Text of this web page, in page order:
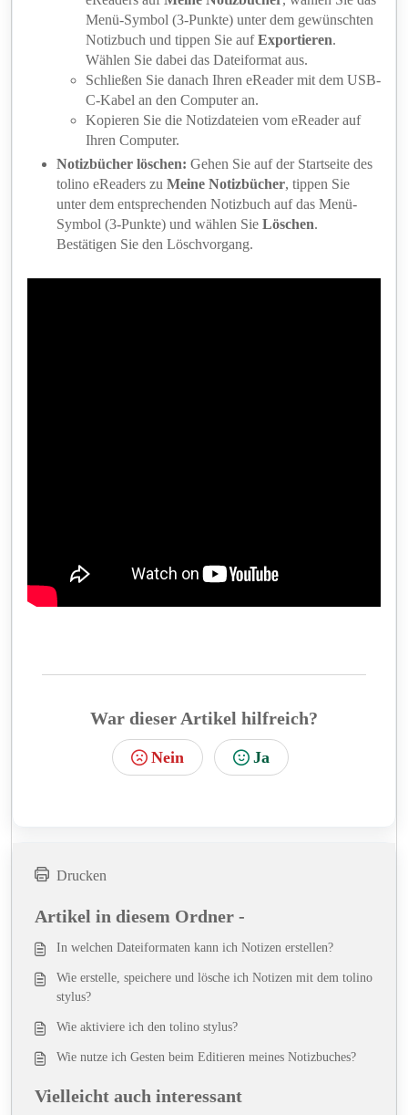
Menü-Symbol (3-Punkte) unter dem gewünschten
Notizbuch und tippen Sie aufExportieren.
Wählen Sie dabei das Dateiformat aus.
Schließen Sie danach Ihren eReader mit dem USB-
C-Kabel an den Computer an.
Kopieren Sie die Notizdateien vom eReader auf
Ihren Computer.
Notizbücher löschen: Gehen Sie auf der Startseite des
tolino eReaders zu Meine Notizbücher, tippen Sie
unter dem entsprechenden Notizbuch auf das Menü-
Symbol (3-Punkte) und wählen Sie Löschen.
Bestätigen Sie den Löschvorgang.
War dieser Artikel hilfreich?
Nein Ja
Drucken
Artikel in diesem Ordner -
In welchen Dateiformaten kann ich Notizen erstellen?
Wie erstelle, speichere und lösche ich Notizen mit dem tolino
stylus?
Wie aktiviere ich den tolino stylus?
Wie nutze ich Gesten beim Editieren meines Notizbuches?
Vielleicht auch interessant